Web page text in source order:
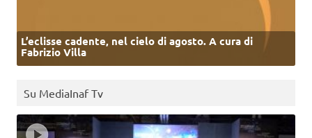
L’eclisse cadente, nel cielo di agosto. A cura di
Fabrizio Villa
Su MediaInaf Tv